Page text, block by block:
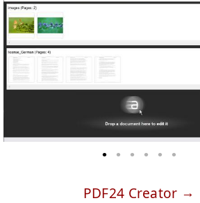
PDF24 Creator